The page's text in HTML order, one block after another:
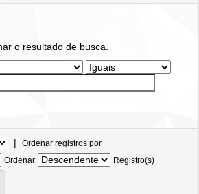
o resultado de busca.
| Ordenar registros por
Ordenar
Registro(s)